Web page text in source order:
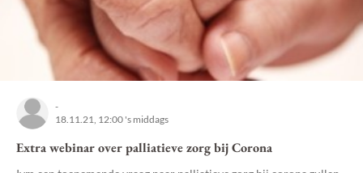
-
18.11.21, 12:00 's middags
Extra webinar over palliatieve zorg bij Corona